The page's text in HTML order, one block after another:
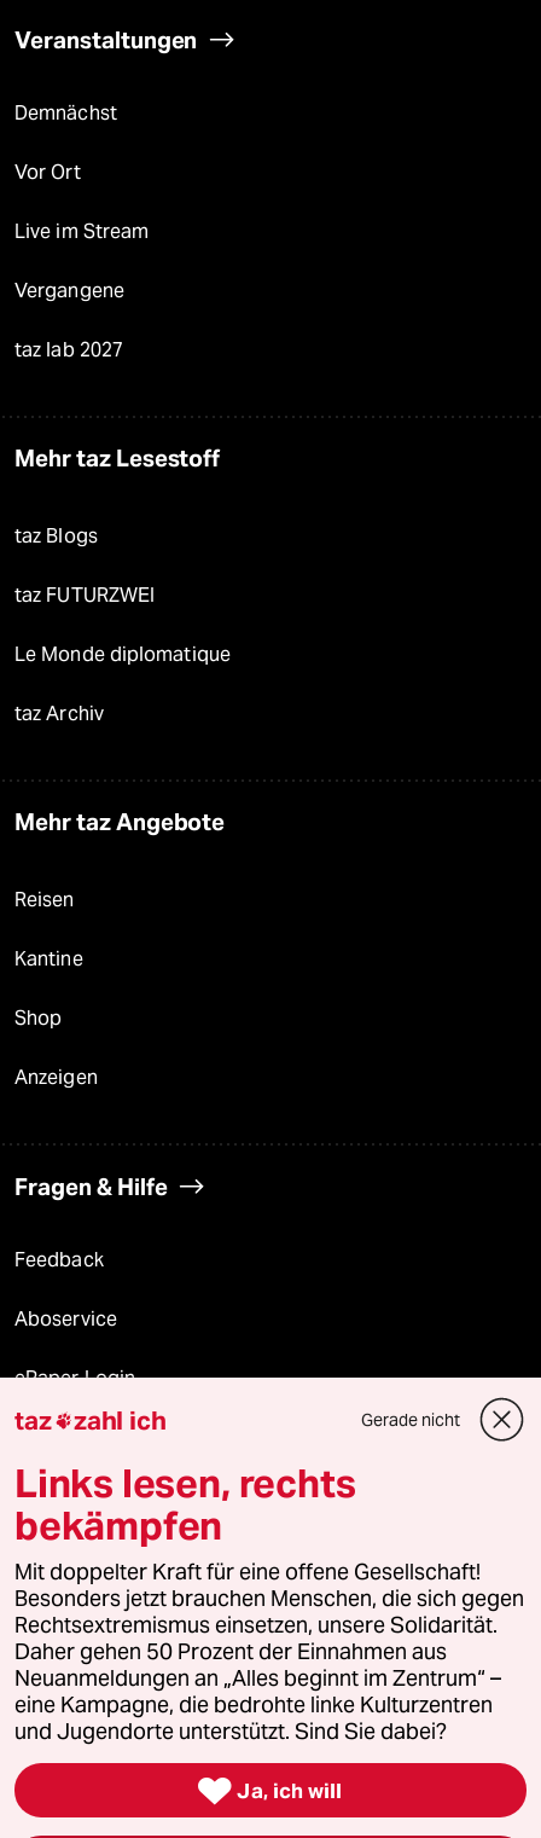
Veranstaltungen
Demnächst
Vor Ort
Live im Stream
Vergangene
taz lab 2027
Mehr taz Lesestoff
taz Blogs
taz FUTURZWEI
Le Monde diplomatique
taz Archiv
Mehr taz Angebote
Reisen
Kantine
Shop
Anzeigen
Fragen & Hilfe
Feedback
Aboservice
ePaper Login
Downloads für Abonnierende
© 2026 taz Verlags und Vertriebs GmbH
Alle Rechte vorbehalten. Bei rechtlichen Fragen oder für Genehmigungen
wenden Sie sich bitte an lizenzen@taz.de
Feedback Redaktionsstatut Kommune-Richtlinien
Leitlinie Informant Datenschutz Impressum AGB
Seitenwende Einwilligungen widerrufen (Ads)
taz zahl ich Gerade nicht
Links lesen, rechts
bekämpfen
Mit doppelter Kraft für eine offene Gesellschaft!
Besonders jetzt brauchen Menschen, die sich gegen
Rechtsextremismus einsetzen, unsere Solidarität.
Daher gehen 50 Prozent der Einnahmen aus
Neuanmeldungen an „Alles beginnt im Zentrum“ –
eine Kampagne, die bedrohte linke Kulturzentren
und Jugendorte unterstützt. Sind Sie dabei?
 Ja, ich will